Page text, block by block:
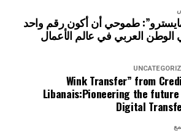
Commenting on the launch,
General Manager and Head of
Solutions and Card Technology at
“In today’s rapidly evolving
expect banking to be
personalized. With MIRA, we
طموحي أن أكون رقم واحد
الوطن العربي في عالم الأعمال
“Wink Transfer” from
Libanais:Pioneering the
Digital